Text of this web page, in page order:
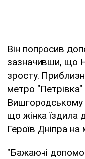
Він попросив
зазначивши, що
зросту.
метро
Вишгородському
що жінка їздила
Героїв Дніпра на
"Бажаючі